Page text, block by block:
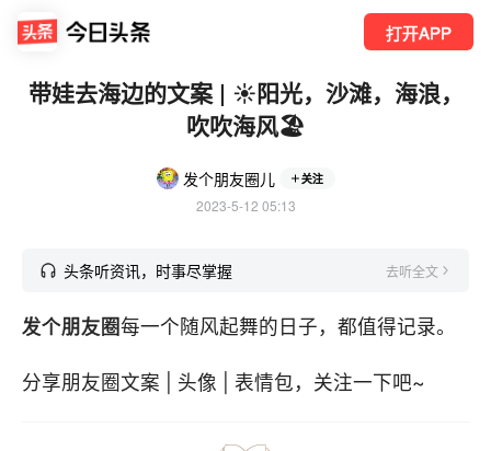
打开APP
带娃去海边的文案 | ☀️阳光，沙滩，海浪，
吹吹海风🏖️
发个朋友圈儿 关注
2023-5-12 05:13
头条听资讯，时事尽掌握 去听全文
发个朋友圈每一个随风起舞的日子，都值得记录。
分享朋友圈文案 | 头像 | 表情包，关注一下吧~